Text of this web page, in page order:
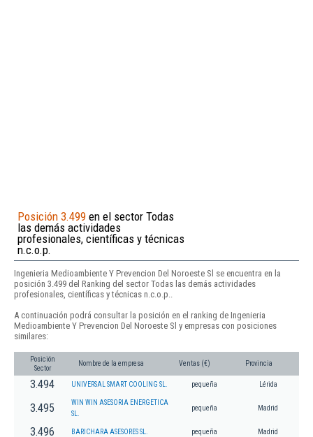
Posición 3.499 en el sector Todas
las demás actividades
profesionales, científicas y técnicas
n.c.o.p.
Ingenieria Medioambiente Y Prevencion Del Noroeste Sl se encuentra en la
posición 3.499 del Ranking del sector Todas las demás actividades
profesionales, científicas y técnicas n.c.o.p..
A continuación podrá consultar la posición en el ranking de Ingenieria
Medioambiente Y Prevencion Del Noroeste Sl y empresas con posiciones
similares:
Posición
Sector
Nombre de la empresa Ventas (€) Provincia
3.494 UNIVERSAL SMART COOLING SL. pequeña Lérida
3.495
WIN WIN ASESORIA ENERGETICA
SL.
pequeña Madrid
3.496 BARICHARA ASESORES SL. pequeña Madrid